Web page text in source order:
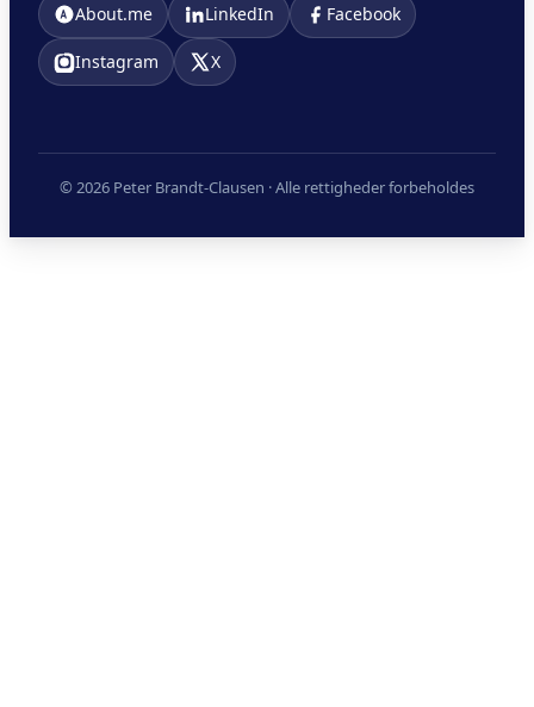
About.me LinkedIn Facebook
Instagram X
© 2026 Peter Brandt-Clausen · Alle rettigheder forbeholdes